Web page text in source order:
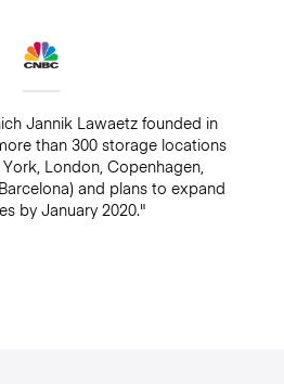
Jannik Lawaetz founded in
than 300 storage locations
London, Copenhagen,
and plans to expand
by January 2020."